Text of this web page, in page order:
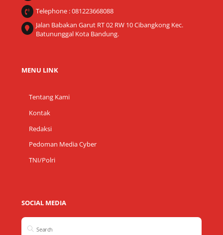
Telephone : 081223668088
Jalan Babakan Garut RT 02 RW 10 Cibangkong Kec.
Batununggal Kota Bandung.
MENU LINK
Tentang Kami
Kontak
Redaksi
Pedoman Media Cyber
TNI/Polri
SOCIAL MEDIA